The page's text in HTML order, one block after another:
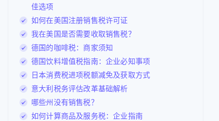
佳选项
如何在美国注册销售税许可证
我在美国是否需要收取销售税？
德国的咖啡税：商家须知
德国饮料增值税指南：企业必知事项
日本消费税进项税额减免及获取方式
意大利税务评估改革基础解析
哪些州没有销售税？
如何计算商品及服务税：企业指南